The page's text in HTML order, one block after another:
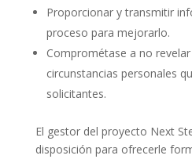
Proporcionar y transmitir
proceso para mejorarlo.
Comprométase a no
circunstancias personales
solicitantes.
El gestor del proyecto Next
disposición para ofrecerle